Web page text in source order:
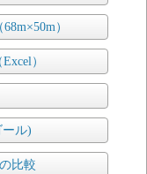
）
）
ル)
比較